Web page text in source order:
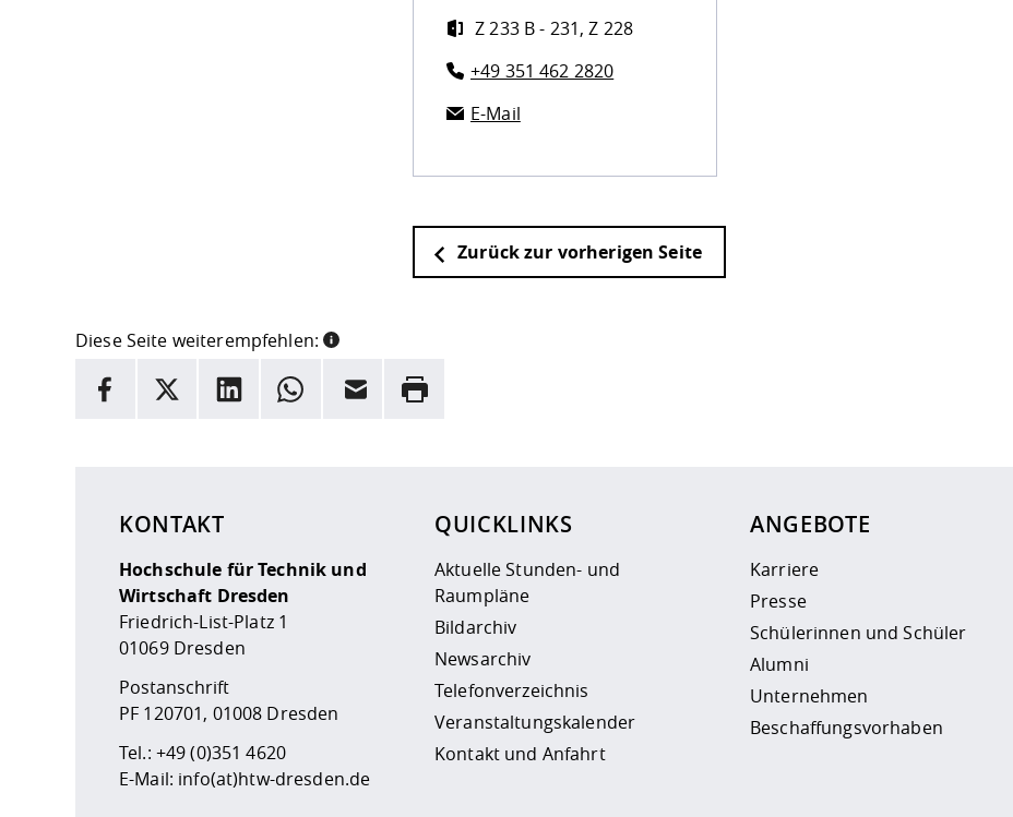
Z 233 B - 231, Z 228
+49 351 462 2820
E-Mail
Zurück zur vorherigen Seite
Diese Seite weiterempfehlen:
INFORMATION
Facebook
X LinkedInWhatsappE-Mail Drucken
KONTAKT
Hochschule für Technik und
Wirtschaft Dresden
Friedrich-List-Platz 1
01069 Dresden
Postanschrift
PF 120701, 01008 Dresden
Tel.: +49 (0)351 4620
E-Mail: info(at)htw-dresden.de
QUICKLINKS
Aktuelle Stunden- und
Raumpläne
Bildarchiv
Newsarchiv
Telefonverzeichnis
Veranstaltungskalender
Kontakt und Anfahrt
ANGEBOTE
Karriere
Presse
Schülerinnen und Schüler
Alumni
Unternehmen
Beschaffungsvorhaben